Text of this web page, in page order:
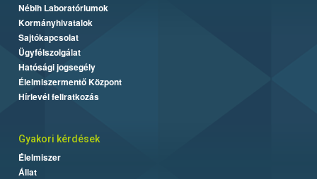
Nébih Laboratóriumok
Kormányhivatalok
Sajtókapcsolat
Ügyfélszolgálat
Hatósági jogsegély
Élelmiszermentő Központ
Hírlevél feliratkozás
Gyakori kérdések
Élelmiszer
Állat